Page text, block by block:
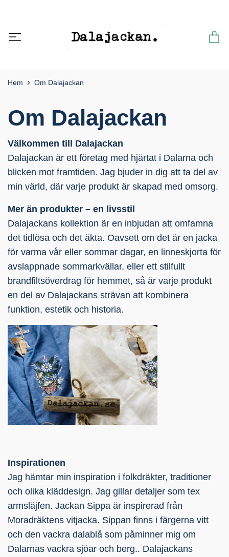
Hem Om Dalajackan
Om Dalajackan
Välkommen till Dalajackan
Dalajackan är ett företag med hjärtat i Dalarna och
blicken mot framtiden. Jag bjuder in dig att ta del av
min värld, där varje produkt är skapad med omsorg.
Mer än produkter – en livsstil
Dalajackans kollektion är en inbjudan att omfamna
det tidlösa och det äkta. Oavsett om det är en jacka
för varma vår eller sommar dagar, en linneskjorta för
avslappnade sommarkvällar, eller ett stilfullt
brandfiltsöverdrag för hemmet, så är varje produkt
en del av Dalajackans strävan att kombinera
funktion, estetik och historia.
Inspirationen
Jag hämtar min inspiration i folkdräkter, traditioner
och olika kläddesign. Jag gillar detaljer som tex
armsläjfen. Jackan Sippa är inspirerad från
Moradräktens vitjacka. Sippan finns i färgerna vitt
och den vackra dalablå som påminner mig om
Dalarnas vackra sjöar och berg.. Dalajackans